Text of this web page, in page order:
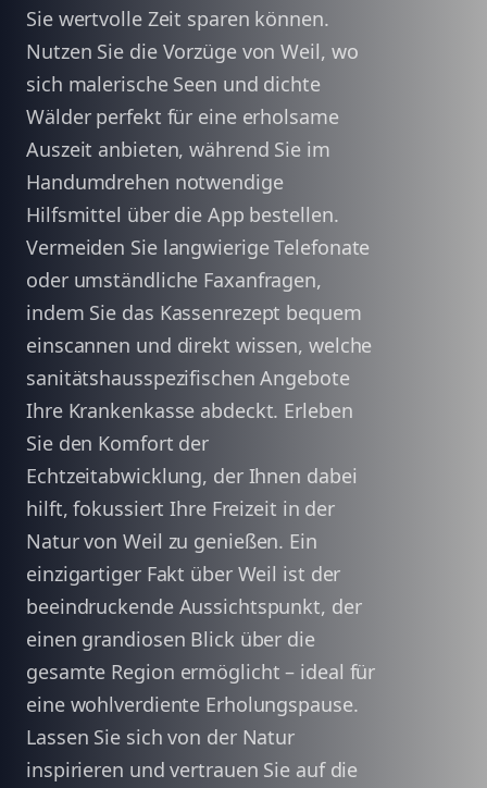
Sie wertvolle Zeit sparen können.
Nutzen Sie die Vorzüge von Weil, wo
sich malerische Seen und dichte
Wälder perfekt für eine erholsame
Auszeit anbieten, während Sie im
Handumdrehen notwendige
Hilfsmittel über die App bestellen.
Vermeiden Sie langwierige Telefonate
oder umständliche Faxanfragen,
indem Sie das Kassenrezept bequem
einscannen und direkt wissen, welche
sanitätshausspezifischen Angebote
Ihre Krankenkasse abdeckt. Erleben
Sie den Komfort der
Echtzeitabwicklung, der Ihnen dabei
hilft, fokussiert Ihre Freizeit in der
Natur von Weil zu genießen. Ein
einzigartiger Fakt über Weil ist der
beeindruckende Aussichtspunkt, der
einen grandiosen Blick über die
gesamte Region ermöglicht – ideal für
eine wohlverdiente Erholungspause.
Lassen Sie sich von der Natur
inspirieren und vertrauen Sie auf die